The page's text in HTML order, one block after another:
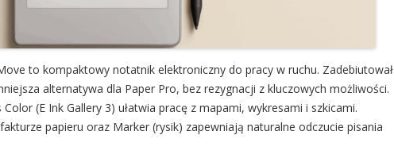
to kompaktowy notatnik elektroniczny do pracy w ruchu. Zadebiutował
alternatywa dla Paper Pro, bez rezygnacji z kluczowych możliwości.
(E Ink Gallery 3) ułatwia pracę z mapami, wykresami i szkicami.
papieru oraz Marker (rysik) zapewniają naturalne odczucie pisania